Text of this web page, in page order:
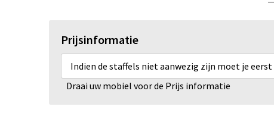
Prijsinformatie
Indien de staffels niet aanwezig zijn moet je
Draai uw mobiel voor de Prijs informatie